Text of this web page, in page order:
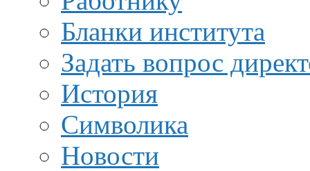
Бланки института
Задать вопрос
История
Символика
Новости